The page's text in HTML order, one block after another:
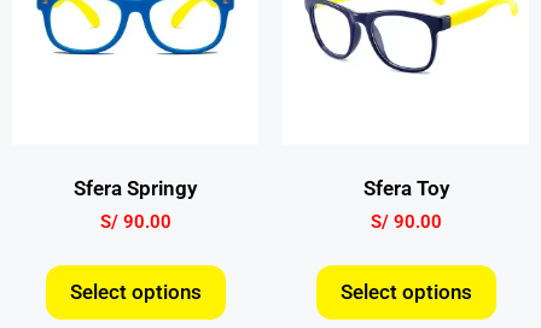
Sfera Springy
S/90.00
Select options
Sfera Toy
S/90.00
Select options